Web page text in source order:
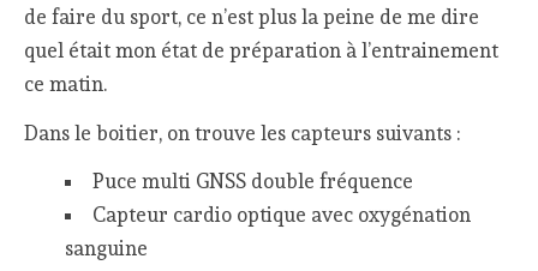
de faire du sport, ce n’est plus la peine de me dire
quel était mon état de préparation à l’entrainement
ce matin.
Dans le boitier, on trouve les capteurs suivants :
Puce multi GNSS double fréquence
Capteur cardio optique avec oxygénation
sanguine